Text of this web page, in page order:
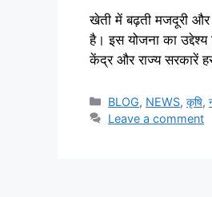
खेती में बढ़ती मजदूरी
है। इस योजना का
केंद्र और राज्य सरकारें
BLOG, NEWS,कृषि,
Leave a comment